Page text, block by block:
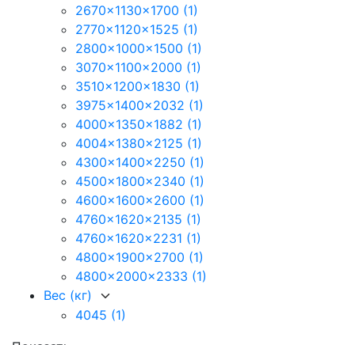
2670x1130x1700 (1)
2770x1120x1525 (1)
2800x1000x1500 (1)
3070x1100x2000 (1)
3510x1200x1830 (1)
3975x1400x2032 (1)
4000x1350x1882 (1)
4004x1380x2125 (1)
4300x1400x2250 (1)
4500x1800x2340 (1)
4600x1600x2600 (1)
4760x1620x2135 (1)
4760x1620x2231 (1)
4800x1900x2700 (1)
4800x2000x2333 (1)
Вес (кг)
4045 (1)